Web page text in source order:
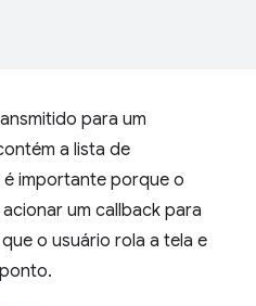
para um
a lista de
importante porque o
um callback para
o usuário rola a tela e